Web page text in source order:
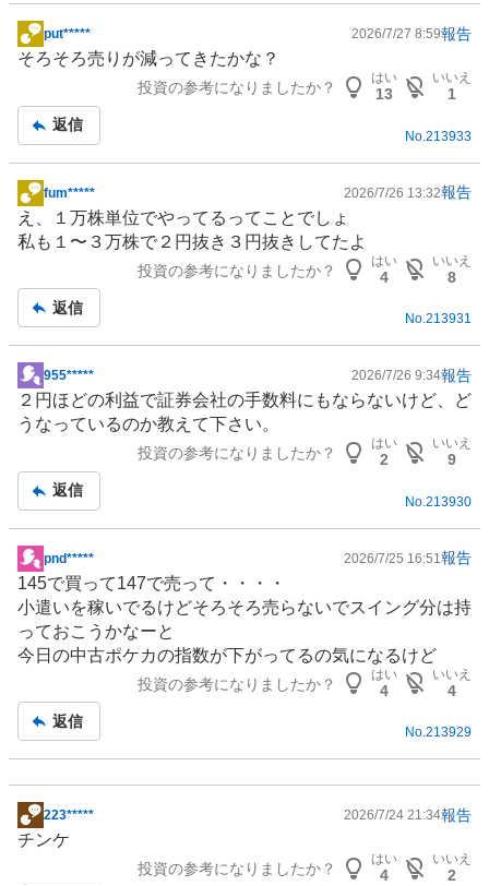
掲
示
事
put***** 2026/7/27 8:59報告
そろそろ売りが減ってきたかな？
投資の参考になりましたか？
はい
13
いいえ
1
返信
No. 213933
掲
示
板
fum***** 2026/7/26 13:32報告
え、１万株単位でやってるってことでしょ
私も１〜３万株で２円抜き３円抜きしてたよ
投資の参考になりましたか？
はい
4
いいえ
8
返信
No.213931
掲
示
板
955***** 2026/7/26 9:34報告
２円ほどの利益で証券会社の手数料にもならないけど、ど
うなっているのか教えて下さい。
投資の参考になりましたか？
はい
2
いいえ
9
返信
No. 213930
掲
示
板
記
事
pnd***** 2026/7/25 16:51 報告
145で買って147で売って・・・・
小遣いを稼いでるけどそろそろ売らないでスイング分は持
っておこうかなーと
今日の中古ポケカの指数が下がってるの気になるけど
投資の参考になりましたか？
はい
4
いいえ
4
返信
No.213929
掲
示
223***** 2026/7/24 21:34報告
チンケ
投資の参考になりましたか？
はい
4
いいえ
2